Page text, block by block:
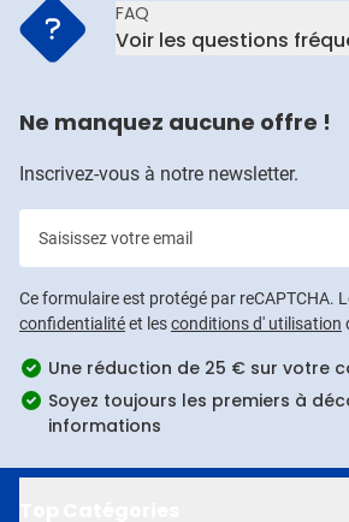
FAQ
Voir les questions
Ne manquez aucune offre !
Inscrivez-vous à notre newsletter.
Ce formulaire est protégé par reCAPTCHA.
confidentialitéet lesconditions d' utilisation
Une réduction de 25 € sur votre
Soyez toujours les premiers à
informations